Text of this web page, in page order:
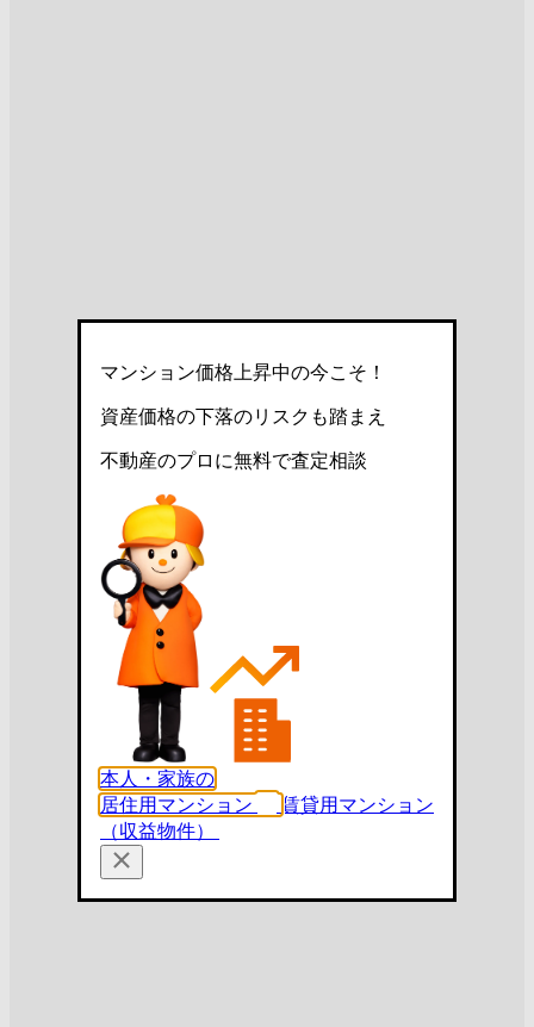
マンション価格上昇中の今こそ！
資産価格の下落のリスクも踏まえ
不動産のプロに無料で査定相談
本人・家族の
居住用マンション
賃貸用マンション
（収益物件）